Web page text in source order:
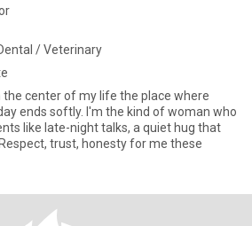
/ Veterinary
the center of my life the place where
ends softly. I'm the kind of woman who
like late-night talks, a quiet hug that
trust, honesty for me these